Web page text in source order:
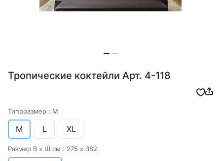
Тропические коктейли Арт. 4-118
Типоразмер : M
M L XL
Размер В х Ш см : 275 х 382